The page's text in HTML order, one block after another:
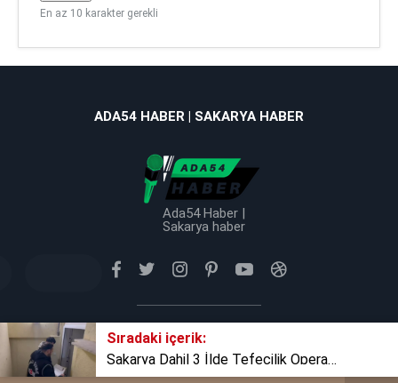
Sıradaki içerik:
Sakarya Dahil 3 İlde Tefecilik Operasyonu: 21 Gözaltı
En az 10 karakter gerekli
ADA54 HABER | SAKARYA HABER
Ada54 Haber |
Sakarya haber
Tüm Hakkı Saklıdır © 2025 TB Haber Medya